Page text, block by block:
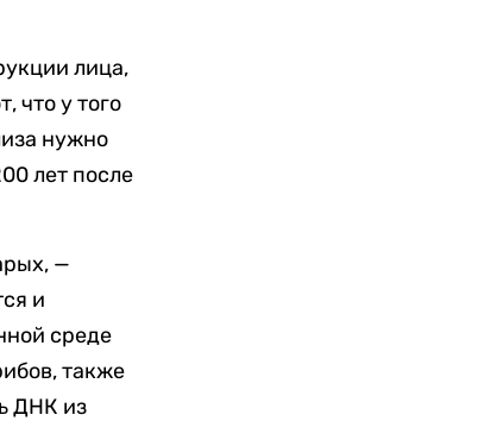
лица,
что у того
нужно
лет после
—
и
среде
также
ДНК из